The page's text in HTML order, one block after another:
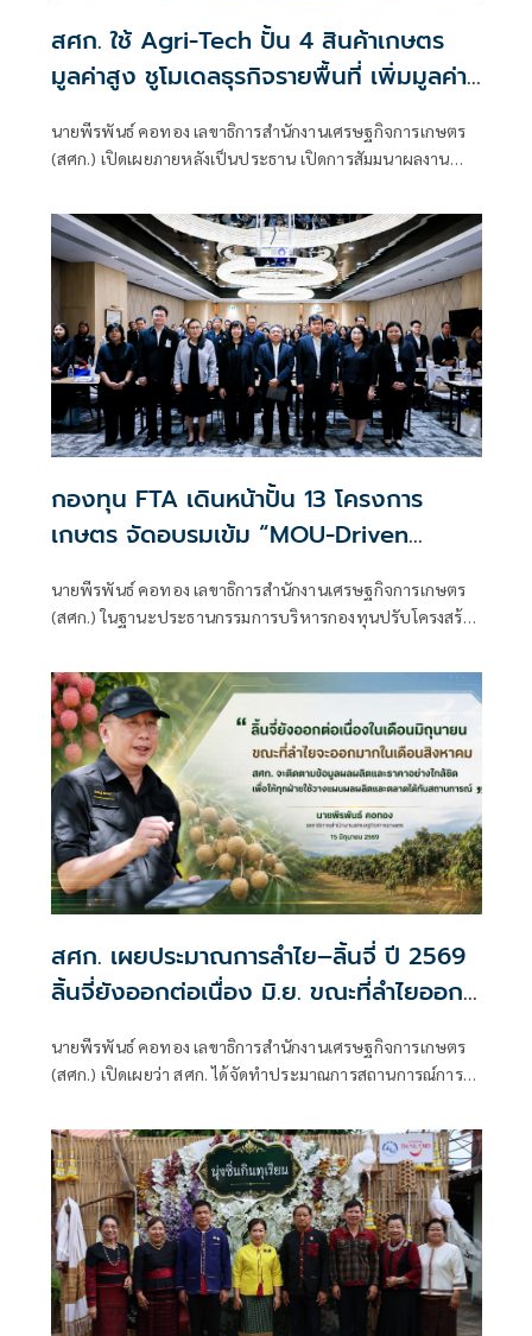
สศก. ใช้ Agri-Tech ปั้น 4 สินค้าเกษตร
มูลค่าสูง ชูโมเดลธุรกิจรายพื้นที่ เพิ่มมูลค่า–
นายพีรพันธ์ คอทอง เลขาธิการสำนักงานเศรษฐกิจการเกษตร
(สศก.) เปิดเผยภายหลังเป็นประธาน เปิดการสัมมนาผลงาน
กองทุน FTA เดินหน้าปั้น 13 โครงการ
เกษตร จัดอบรมเข้ม “MOU-Driven
โครงการสู่การแข่งขันการค้าเสรี
นายพีรพันธ์ คอทอง เลขาธิการสำนักงานเศรษฐกิจการเกษตร
(สศก.) ในฐานะประธานกรรมการบริหารกองทุนปรับโครงสร้าง
การช่วยเหลือเกษตรกร
สศก. เผยประมาณการลำไย–ลิ้นจี่ ปี 2569
ลิ้นจี่ยังออกต่อเนื่อง มิ.ย. ขณะที่ลำไยออก
หน้า
นายพีรพันธ์ คอทอง เลขาธิการสำนักงานเศรษฐกิจการเกษตร
(สศก.) เปิดเผยว่า สศก. ได้จัดทำประมาณการสถานการณ์การ
2569)